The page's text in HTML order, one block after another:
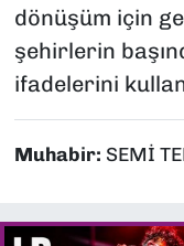
dönüşüm için
şehirlerin
ifadelerini
Muhabir: SEMİ